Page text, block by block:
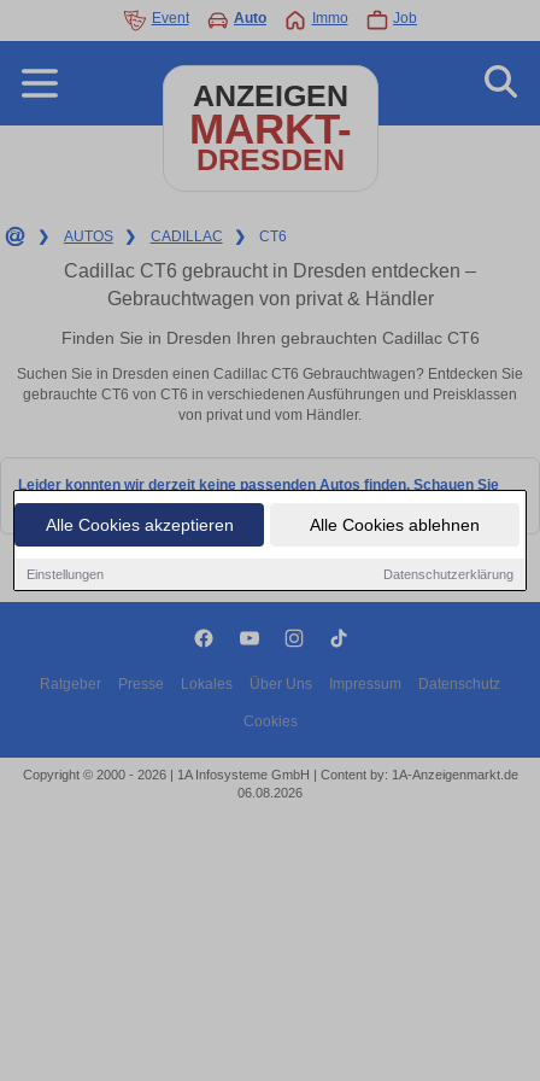
Alle Cookies akzeptieren Alle Cookies ablehnen
Einstellungen Datenschutzerklärung
Event Auto Immo Job
ANZEIGEN
MARKT-
DRESDEN
❯ AUTOS ❯ CADILLAC ❯ CT6
Cadillac CT6 gebraucht in Dresden entdecken –
Gebrauchtwagen von privat & Händler
Finden Sie in Dresden Ihren gebrauchten Cadillac CT6
Suchen Sie in Dresden einen Cadillac CT6 Gebrauchtwagen? Entdecken Sie
gebrauchte CT6 von CT6 in verschiedenen Ausführungen und Preisklassen
von privat und vom Händler.
Leider konnten wir derzeit keine passenden Autos finden. Schauen Sie
bald wieder vorbei!
Ratgeber Presse Lokales Über Uns Impressum Datenschutz
Cookies
Copyright © 2000 - 2026 | 1A Infosysteme GmbH | Content by: 1A-Anzeigenmarkt.de
06.08.2026